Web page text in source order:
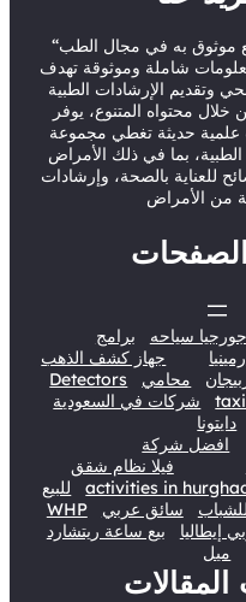
k n
“دكتور ويب” هو موقع موثوق به في مجال الطب
شاملة وموثوقة تهدف
وتقديم الإرشادات الطبية
خلال محتواه المتنوع، يوفر
علمية حديثة تغطي مجموعة
بما في ذلك الأمراض
للعناية بالصحة، وإرشادات
جورجيا سياحه
برامج
جهاز كشف الذهب
Detectors
محامي
شركات في السعودية
دايتونا
افضل شركة
فيلا نظام شقق
للبيع
activities in
WHP
سائق عربي
إيطاليا
بيع ساعة ريتشارد
ميل